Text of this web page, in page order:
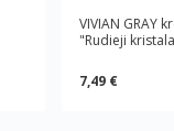
VIVIAN GRAY
"Rudieji
7,49 €